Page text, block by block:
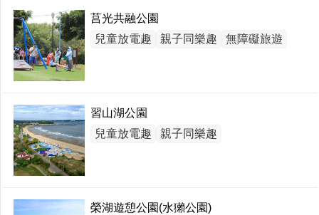
莒光共融公園
兒童放電趣
親子同樂趣 無障礙旅遊
習山湖公園
兒童放電趣
親子同樂趣
榮湖遊憩公園(水獺公園)